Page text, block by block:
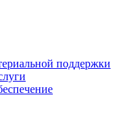
поддержки